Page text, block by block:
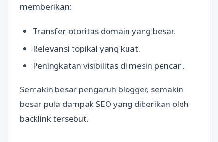
memberikan:
Transfer otoritas domain yang besar.
Relevansi topikal yang kuat.
Peningkatan visibilitas di mesin pencari.
Semakin besar pengaruh blogger, semakin
besar pula dampak SEO yang diberikan oleh
backlink tersebut.